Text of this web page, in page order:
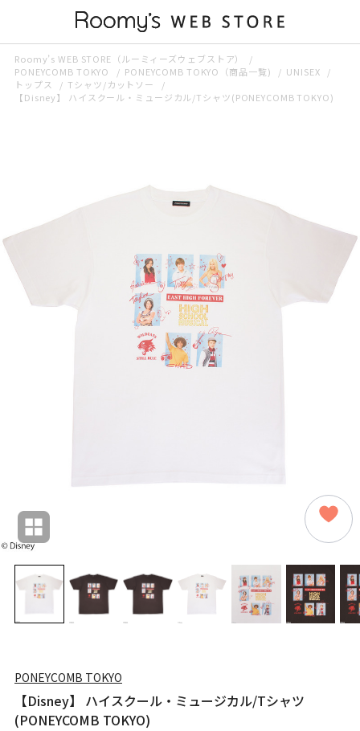
Roomy’s WEB STORE（ルーミィーズウェブストア）
PONEYCOMB TOKYO
PONEYCOMB TOKYO（商品一覧)
UNISEX
トップス
Tシャツ/カットソー
【Disney】 ハイスクール・ミュージカル/Tシャツ(PONEYCOMB TOKYO)
PONEYCOMB TOKYO
【Disney】 ハイスクール・ミュージカル/Tシャツ
(PONEYCOMB TOKYO)